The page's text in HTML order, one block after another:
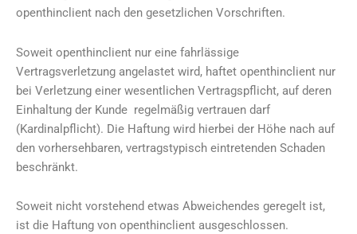
openthinclient nach den gesetzlichen Vorschriften.
Soweit openthinclient nur eine fahrlässige
Vertragsverletzung angelastet wird, haftet openthinclient nur
bei Verletzung einer wesentlichen Vertragspflicht, auf deren
Einhaltung der Kunde regelmäßig vertrauen darf
(Kardinalpflicht). Die Haftung wird hierbei der Höhe nach auf
den vorhersehbaren, vertragstypisch eintretenden Schaden
beschränkt.
Soweit nicht vorstehend etwas Abweichendes geregelt ist,
ist die Haftung von openthinclient ausgeschlossen.